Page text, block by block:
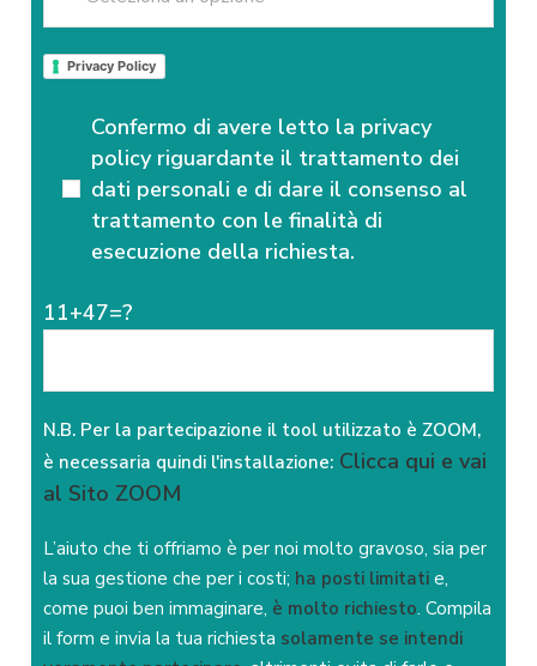
Privacy Policy
Confermo di avere letto la privacy
policy riguardante il trattamento dei
dati personali e di dare il consenso al
trattamento con le finalità di
esecuzione della richiesta.
11+47=?
N.B. Per la partecipazione il tool utilizzato è ZOOM,
è necessaria quindi l'installazione: Clicca qui e vai
al Sito ZOOM
L’aiuto che ti offriamo è per noi molto gravoso, sia per
la sua gestione che per i costi; ha posti limitati e,
come puoi ben immaginare, è molto richiesto. Compila
il form e invia la tua richiesta solamente se intendi